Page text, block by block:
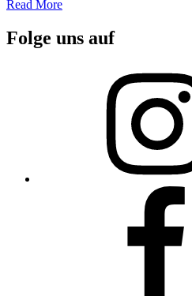
Read More
Folge uns auf